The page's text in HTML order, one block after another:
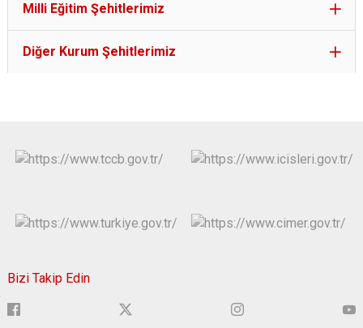
Milli Eğitim Şehitlerimiz
Diğer Kurum Şehitlerimiz
Bizi Takip Edin